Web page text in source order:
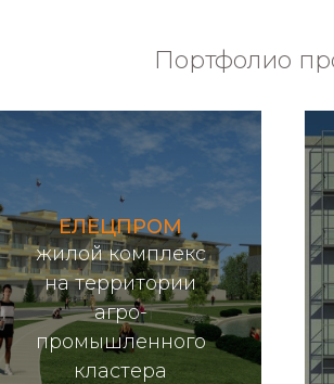
Портфолио
ЕЛЕЦПРОМ
жилой комплекс
на территории
агро-
промышленного
кластера
Подробнее...